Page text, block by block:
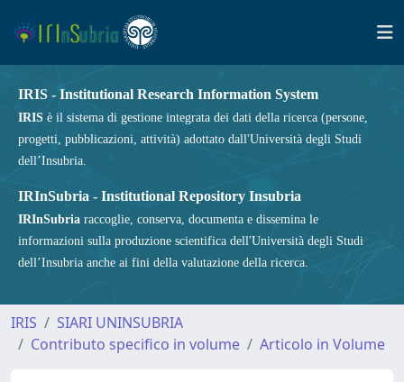
IRIS - Institutional Research Information System
IRIS è il sistema di gestione integrata dei dati della ricerca (persone,
progetti, pubblicazioni, attività) adottato dall'Università degli Studi
dell’Insubria.
IRInSubria - Institutional Repository Insubria
IRInSubria raccoglie, conserva, documenta e dissemina le
informazioni sulla produzione scientifica dell'Università degli Studi
dell’Insubria anche ai fini della valutazione della ricerca.
IRIS
SIARI UNINSUBRIA
Contributo specifico in volume
Articolo in Volume